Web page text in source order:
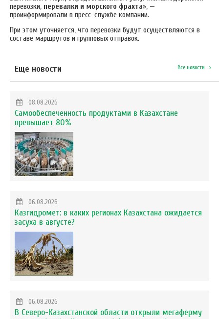
перевозки, перевалки и морского фрахта», —
проинформировали в пресс-службе компании.
При этом уточняется, что перевозки будут осуществляются в
составе маршрутов и групповых отправок.
Еще новости Все новости
08.08.2026
Самообеспеченность продуктами в Казахстане
превышает 80%
06.08.2026
Казгидромет: в каких регионах Казахстана ожидается
засуха в августе?
06.08.2026
В Северо-Казахстанской области открыли мегаферму